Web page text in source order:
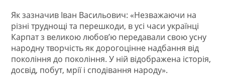
Як зазначив Іван Васильович: «Незважаючи на
різні труднощі та перешкоди, в усі часи українці
Карпат з великою любов’ю передавали свою усну
народну творчість як дорогоцінне надбання від
покоління до покоління. У ній відображена історія,
досвід, побут, мрії і сподівання народу».